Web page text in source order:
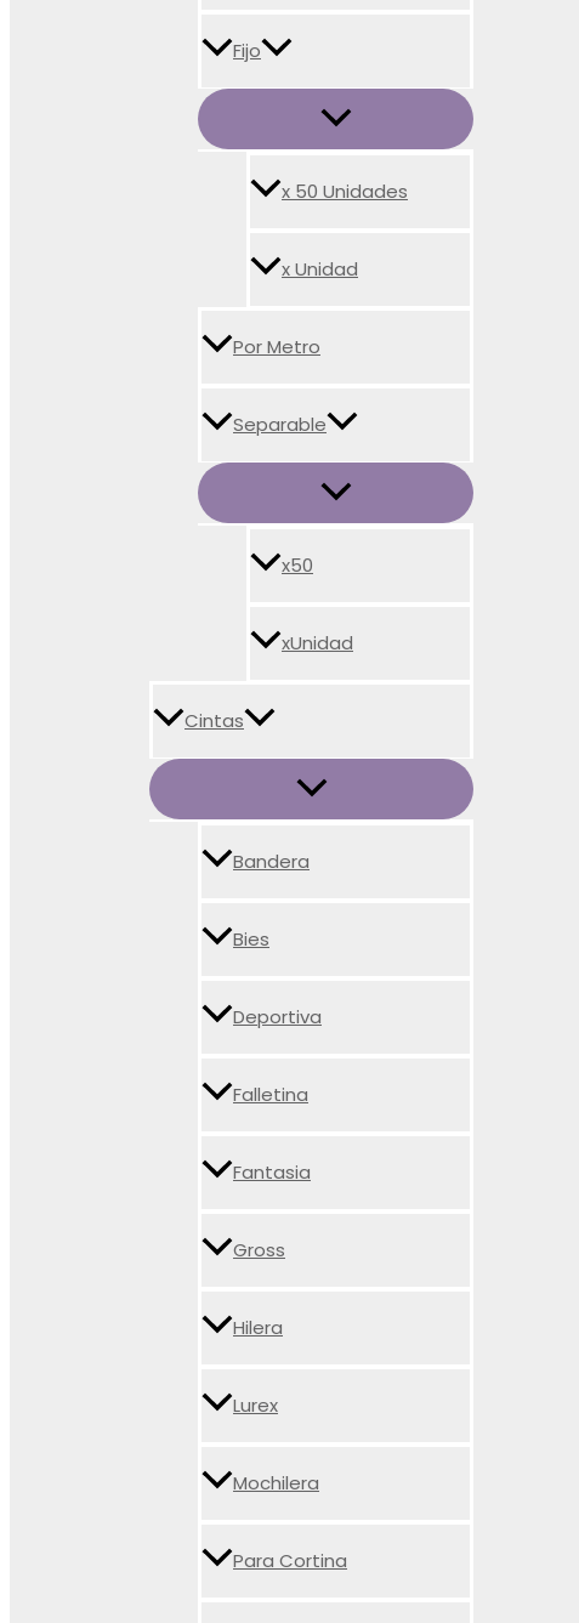
Fijo
x 50 Unidades
x Unidad
Por Metro
Separable
x50
xUnidad
Cintas
Bandera
Bies
Deportiva
Falletina
Fantasia
Gross
Hilera
Lurex
Mochilera
Para Cortina